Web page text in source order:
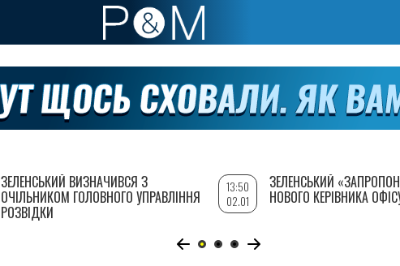
ЗЕЛЕНСЬКИЙ ВИЗНАЧИВСЯ З
ОЧІЛЬНИКОМ ГОЛОВНОГО УПРАВЛІННЯ
РОЗВІДКИ
13:50
02.01
ЗЕЛЕНСЬКИЙ
НОВОГО КЕРІВНИКА